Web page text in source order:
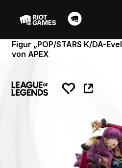
Figur „POP/STARS K/DA-
von APEX